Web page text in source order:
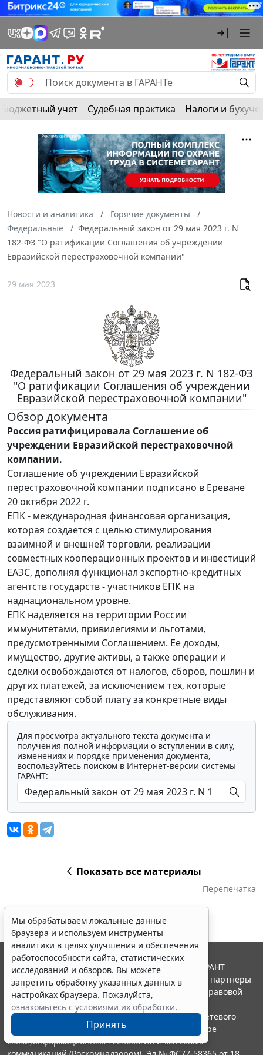
Бюджетный учет Судебная практика Налоги и
Новости и аналитика
Горячие документы
Федеральные
Федеральный закон от 29 мая 2023 г. N
182-ФЗ "О ратификации Соглашения об учреждении
Евразийской перестраховочной компании"
29 мая 2023
Федеральный закон от 29 мая 2023 г. N 182-ФЗ
"О ратификации Соглашения об учреждении
Евразийской перестраховочной компании"
Обзор документа
Россия ратифицировала Соглашение об
учреждении Евразийской перестраховочной
компании.
Соглашение об учреждении Евразийской
перестраховочной компании подписано в Ереване
20 октября 2022 г.
ЕПК - международная финансовая организация,
которая создается с целью стимулирования
взаимной и внешней торговли, реализации
совместных кооперационных проектов и инвестиций
ЕАЭС, дополняя функционал экспортно-кредитных
агентств государств - участников ЕПК на
наднациональном уровне.
ЕПК наделяется на территории России
иммунитетами, привилегиями и льготами,
предусмотренными Соглашением. Ее доходы,
имущество, другие активы, а также операции и
сделки освобождаются от налогов, сборов, пошлин и
других платежей, за исключением тех, которые
представляют собой плату за конкретные виды
обслуживания.
Для просмотра актуального текста документа и
получения полной информации о вступлении в силу,
изменениях и порядке применения документа,
воспользуйтесь поиском в Интернет-версии системы
ГАРАНТ:
Показать все материалы
Перепечатка
Мы обрабатываем локальные данные
браузера и используем инструменты
аналитики в целях улучшения и обеспечения
работоспособности сайта, статистических
исследований и обзоров. Вы можете
запретить обработку указанных данных в
настройках браузера. Пожалуйста,
ознакомьтесь с условиями их обработки.
Принять
© ООО "НПП "ГАРАНТ-СЕРВИС", 2026. Система ГАРАНТ
выпускается с 1990 года. Компания "Гарант" и ее партнеры
являются участниками Российской ассоциации правовой
информации ГАРАНТ.
Портал ГАРАНТ.РУ зарегистрирован в качестве сетевого
издания Федеральной службой по надзору в сфере
связи,информационных технологий и массовых